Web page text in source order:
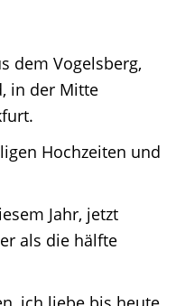
dem Vogelsberg,
in der Mitte
Hochzeiten und
Jahr, jetzt
als die hälfte